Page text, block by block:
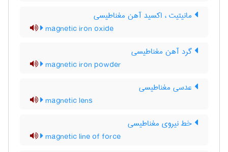
مانیتیت ، اکسید آهن مغناطیسی
magnetic iron oxide
گرد آهن مغناطیسی
magnetic iron powder
عدسی مغناطیسی
magnetic lens
خط نیروی مغناطیسی
magnetic line of force